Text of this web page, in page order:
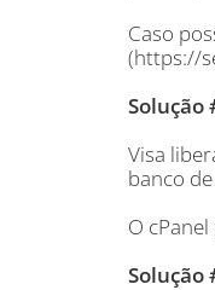
Caso
(https://
Solução
Visa
banco
O
Solução